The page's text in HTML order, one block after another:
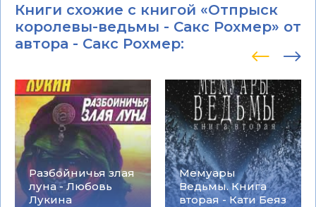
Книги схожие с книгой «Отпрыск
королевы-ведьмы - Сакс Рохмер» от
автора - Сакс Рохмер:
Разбойничья злая
луна - Любовь
Лукина
Мемуары
Ведьмы. Книга
вторая - Кати Беяз